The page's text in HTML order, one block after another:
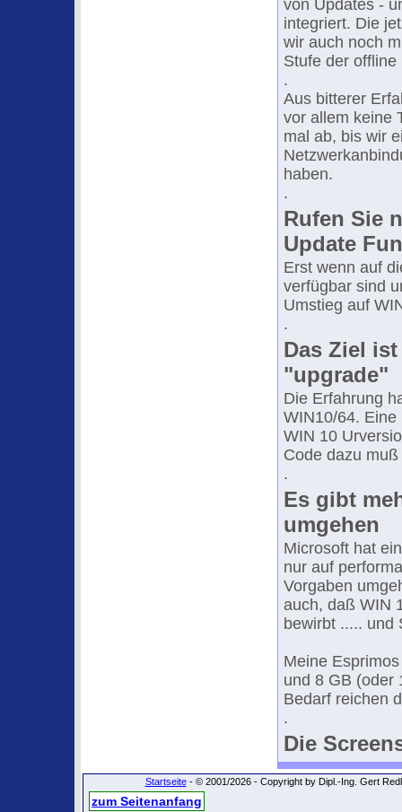
von Updates -
integriert. Die
wir auch noch
Stufe der
.
Aus bitterer
vor allem keine
mal ab, bis wir
haben.
.
Rufen Sie
Update
Erst wenn auf
verfügbar sind
Umstieg auf
.
Das Ziel
"upgrade"
Die Erfahrung
WIN10/64.
WIN 10
Code dazu
.
Es gibt
umgehen
Microsoft hat
nur auf
Vorgaben
auch, daß WIN
bewirbt ..... und
Meine
und 8 GB (oder
Bedarf reichen
.
Die
Startseite- © 2001/2026 - Copyright by Dipl.-Ing. Gert
zum Seitenanfang